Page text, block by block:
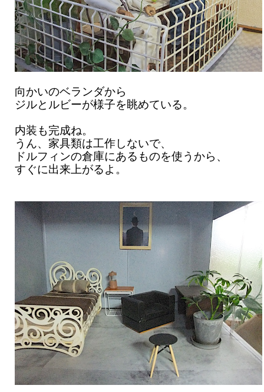
向かいのベランダから
ジルとルビーが様子を眺めている。
内装も完成ね。
うん、家具類は工作しないで、
ドルフィンの倉庫にあるものを使うから、
すぐに出来上がるよ。